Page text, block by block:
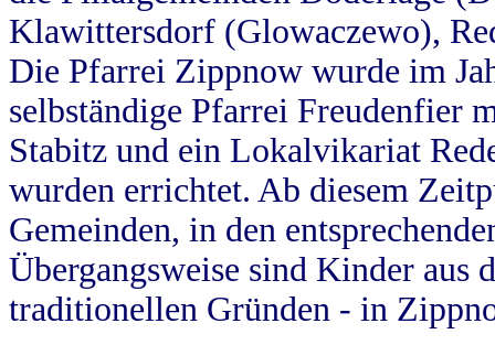
Klawittersdorf (Glowaczewo),
Die Pfarrei Zippnow wurde im
selbständige Pfarrei Freudenfier
Stabitz und ein Lokalvikariat
wurden errichtet. Ab diesem
Gemeinden, in den
Übergangsweise sind Kinder aus
traditionellen Gründen - in